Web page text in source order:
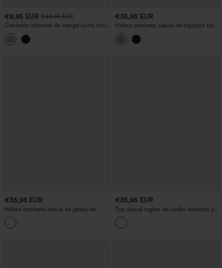
€8,95 EUR €44,95 EUR
Camiseta informal de manga corta con
hombros caídos y bloques de color
€35,95 EUR
Halara camiseta casual de algodón tipo
jersey con escote en V y manga corta,
con sujetador incorporado, copas B–DD
€35,95 EUR
Halara camiseta casual en jersey de
algodón con escote en V, mangas cortas
y sujetador integrado (copas B–DD)
€35,95 EUR
Top casual raglán de cuello redondo y
manga larga con bloques de color